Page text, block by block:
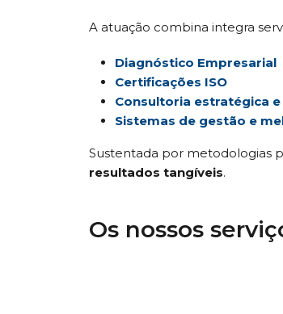
A atuação combina integra
Diagnóstico Empresarial
Certificações ISO
Consultoria estratégica
Sistemas de gestão e
Sustentada por metodologias
resultados tangíveis.
Os nossos